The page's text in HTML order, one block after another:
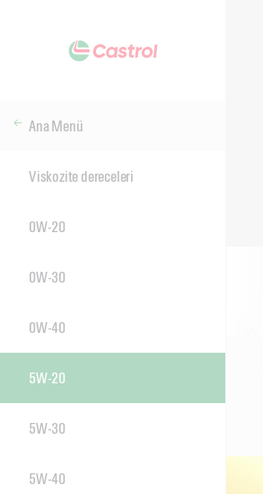
Ana Menü
Viskozite dereceleri
0W-20
0W-30
0W-40
5W-20
5W-30
5W-40